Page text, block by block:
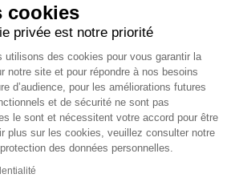
données personnelles
cookies
privée est notre priorité
utilisons des cookies pour vous garantir la
notre site et pour répondre à nos besoins
d’audience, pour les améliorations futures
et de sécurité ne sont pas
le sont et nécessitent votre accord pour être
plus sur les cookies, veuillez consulter notre
des données personnelles.